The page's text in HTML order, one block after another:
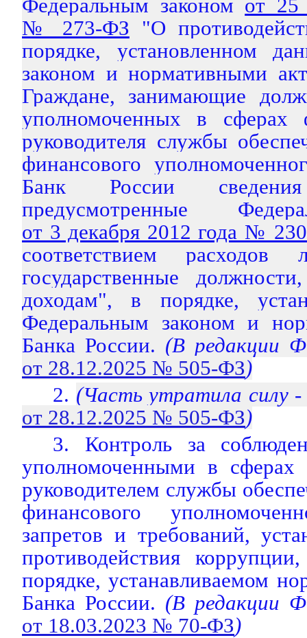
Федеральным законом от 25
№ 273-ФЗ "О
порядке, установленном
законом и нормативными
Граждане, занимающие
уполномоченных в сферах
руководителя службы
финансового
Банк России
предусмотренные
от 3 декабря 2012 года №
соответствием
государственные
доходам", в порядке,
Федеральным законом и
Банка России. (В редакции
от 28.12.2025 № 505-ФЗ)
2. (Часть утратила силу -
от 28.12.2025 № 505-ФЗ)
3. Контроль за
уполномоченными в сферах
руководителем службы
финансового
запретов и требований,
противодействия
порядке, устанавливаемом
Банка России. (В редакции
от 18.03.2023 № 70-ФЗ)